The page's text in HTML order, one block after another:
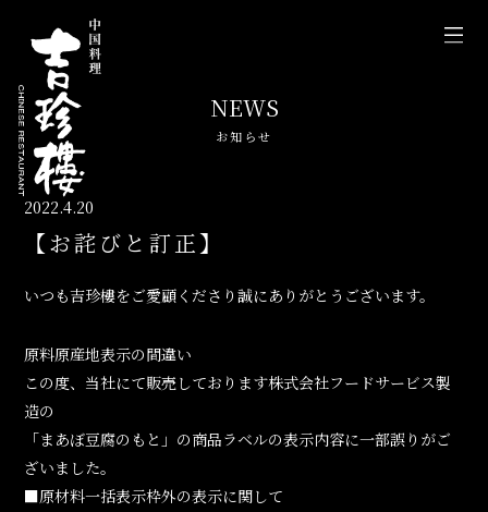
NEWS
お知らせ
2022.4.20
【お詫びと訂正】
いつも吉珍樓をご愛顧くださり誠にありがとうございます。
原料原産地表示の間違い
この度、当社にて販売しております株式会社フードサービス製
造の
「まあぼ豆腐のもと」の商品ラベルの表示内容に一部誤りがご
ざいました。
■原材料一括表示枠外の表示に関して